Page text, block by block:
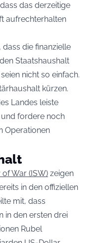
das derzeitige
aufrechterhalten
die finanzielle
Staatshaushalt
nicht so einfach.
kürzen.
Landes leiste
fordere noch
Operationen
War (ISW) zeigen
in den offiziellen
mit, dass
in den ersten drei
Rubel